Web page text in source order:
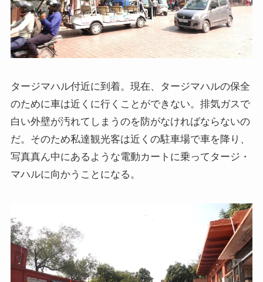
現代ロシアとロシア・ウクライナ戦争
ボスニア紛争とルワンダ虐殺の悲劇～冷戦後の国際
マルクス・エンゲルス研究
おすすめマルクス・エンゲルス伝記
マルクス・エンゲルスの生涯と思想背景
産業革命とイギリス・ヨーロッパ社会
タージマハル付近に到着。現在、タージマハルの保全
のために車は近くに行くことができない。排気ガスで
白い外壁が汚れてしまうのを防がなければならないの
だ。そのため私達観光客は近くの駐車場で車を降り、
写真真ん中にあるような電動カートに乗ってタージ・
マハルに向かうことになる。